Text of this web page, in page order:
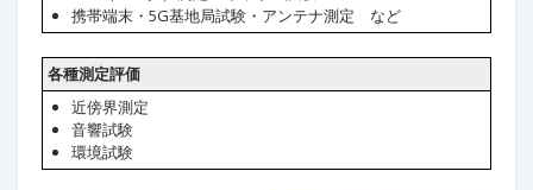
携帯端末・5G基地局試験・アンテナ測定 など
各種測定評価
近傍界測定
音響試験
環境試験